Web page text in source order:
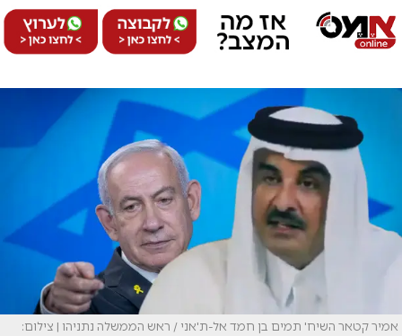
אמיר קטאר השיח' תמים בן חמד אל-ת'אני / ראש הממשלה נתניהו | צילום: